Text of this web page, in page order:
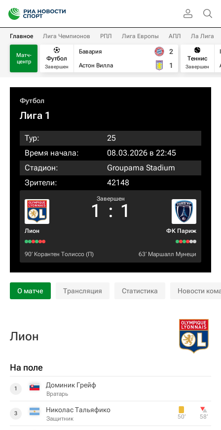
Главное Лига Чемпионов РПЛ Лига Европы АПЛ Ла Лига
Матч-
центр
Футбол
Завершен
Бавария
Астон Вилла
2
1
Теннис
Завершен
Футбол
Лига 1
Тур:
25
Время начала:
08.03.2026 в 22:45
Стадион:
Groupama Stadium
Зрители:
42148
Лион
Завершен
1 : 1
ФК Париж
90‎’‎ Корантен Толиссо (П) 63‎’‎ Маршалл Мунеци
О матче Трансляция Статистика Новости
Лион
На поле
1 Доминик Грейф
Вратарь
3 Николас Тальяфико
Защитник 50‎’‎ 58‎’‎